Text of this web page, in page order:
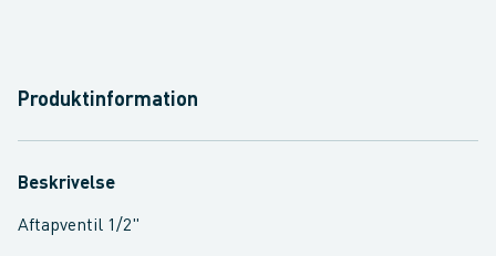
Produktinformation
Beskrivelse
Aftapventil 1/2"